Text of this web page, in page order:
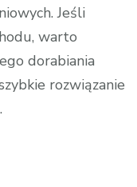
Jeśli
warto
dorabiania
rozwiązanie